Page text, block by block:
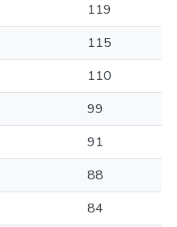
119
115
110
99
91
88
84